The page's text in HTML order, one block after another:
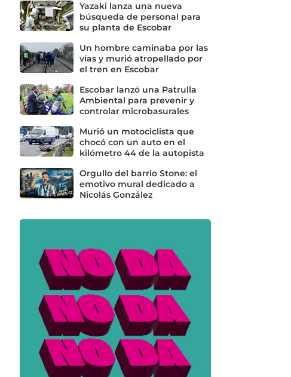
Yazaki lanza una nueva
búsqueda de personal para
su planta de Escobar
Un hombre caminaba por las
vías y murió atropellado por
el tren en Escobar
Escobar lanzó una Patrulla
Ambiental para prevenir y
controlar microbasurales
Murió un motociclista que
chocó con un auto en el
kilómetro 44 de la autopista
Orgullo del barrio Stone: el
emotivo mural dedicado a
Nicolás González